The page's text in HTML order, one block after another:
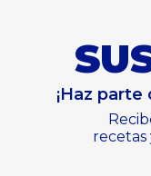
¡Haz